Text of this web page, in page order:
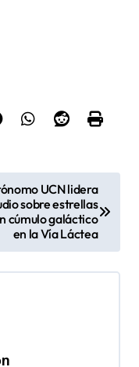
UCN lidera
sobre estrellas
cúmulo galáctico
en la Vía Láctea